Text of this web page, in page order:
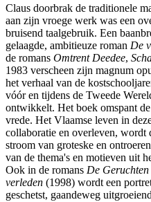
Claus doorbrak de traditionele
aan zijn vroege werk was een
bruisend taalgebruik. Een
gelaagde, ambitieuze roman De
de romans Omtrent Deedee,
1983 verscheen zijn magnum
het verhaal van de
vóór en tijdens de Tweede
ontwikkelt. Het boek omspant
vrede. Het Vlaamse leven in
collaboratie en overleven, wordt
stroom van groteske en
van de thema's en motieven uit
Ook in de romans De Geruchten
verleden (1998) wordt een
geschetst, gaandeweg